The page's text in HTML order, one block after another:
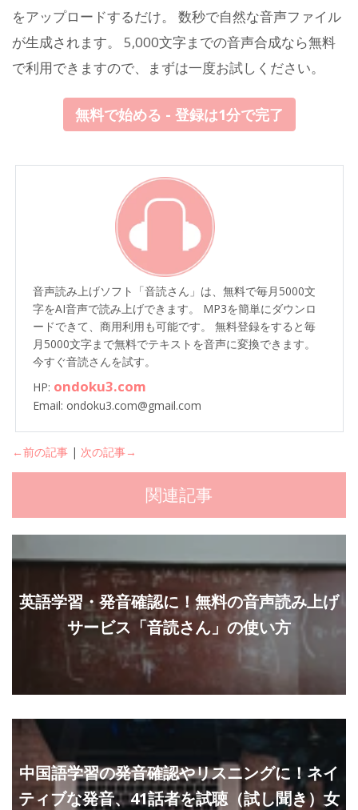
をアップロードするだけ。 数秒で自然な音声ファイル
が生成されます。 5,000文字までの音声合成なら無料
で利用できますので、まずは一度お試しください。
無料で始める - 登録は1分で完了
音声読み上げソフト「音読さん」は、無料で毎月5000文
字をAI音声で読み上げできます。 MP3を簡単にダウンロ
ードできて、商用利用も可能です。 無料登録をすると毎
月5000文字まで無料でテキストを音声に変換できます。
今すぐ音読さんを試す。
HP: ondoku3.com
Email: ondoku3.com@gmail.com
←前の記事 | 次の記事→
関連記事
英語学習・発音確認に！無料の音声読み上げ
サービス「音読さん」の使い方
中国語学習の発音確認やリスニングに！ネイ
ティブな発音、41話者を試聴（試し聞き）女